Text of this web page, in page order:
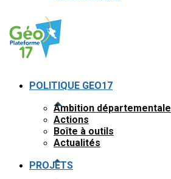
POLITIQUE GEO17
Ambition départementale
Actions
Boîte à outils
Actualités
PROJETS